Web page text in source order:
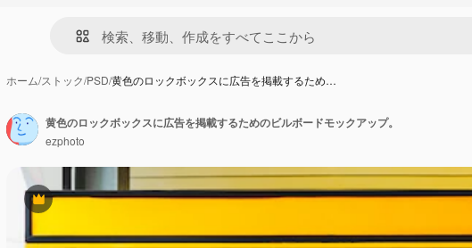
ホーム/ストック/PSD/黄色のロックボックスに広告を掲載するため…
Premium
黄色のロックボックスに広告を掲載するためのビルボードモックアップ。
ezphoto